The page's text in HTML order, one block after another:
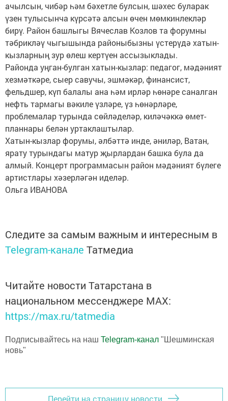
ачылсын, чибәр һәм бәхетле булсын, шәхес буларак
үзен тулысынча күрсәтә алсын өчен мөмкинлекләр
бирү. Район башлыгы Вячеслав Козлов та форумны
тәбрикләү чыгышында районыбызны үстерүдә хатын-
кызларның зур өлеш кертүен ассызыклады.
Районда уңган-булган хатын-кызлар: педагог, мәдәният
хезмәткәре, сыер савучы, эшмәкәр, финансист,
фельдшер, күп балалы ана һәм ирләр һөнәре саналган
нефть тармагы вәкиле үзләре, үз һөнәрләре,
проблемалар турында сөйләделәр, киләчәккә өмет-
планнары белән уртаклаштылар.
Хатын-кызлар форумы, әлбәттә инде, әниләр, Ватан,
ярату турындагы матур җырлардан башка була да
алмый. Концерт программасын район мәдәният бүлеге
артистлары хәзерләгән иделәр.
Ольга ИВАНОВА
Следите за самым важным и интересным в
Telegram-канале Татмедиа
Читайте новости Татарстана в
национальном мессенджере MАХ:
https://max.ru/tatmedia
Подписывайтесь на наш Telegram-канал "Шешминская
новь"
Перейти на страницу новости